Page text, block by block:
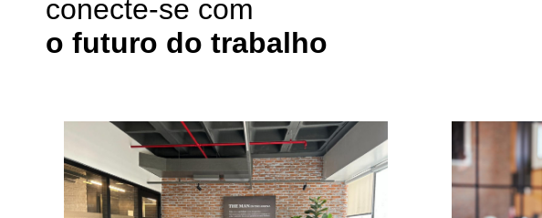
conecte-se com
o futuro do trabalho